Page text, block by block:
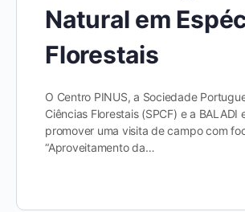
Natural em
Florestais
O Centro PINUS, a Sociedade
Ciências Florestais (SPCF) e a BALADI
promover uma visita de campo com
“Aproveitamento da…